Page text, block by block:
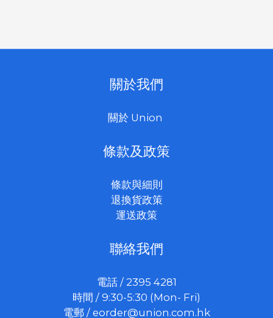
關於我們
關於 Union
條款及政策
條款與細則
退換貨政策
運送政策
聯絡我們
電話 / 2395 4281
時間 / 9:30-5:30 (Mon- Fri)
電郵 / eorder@union.com.hk